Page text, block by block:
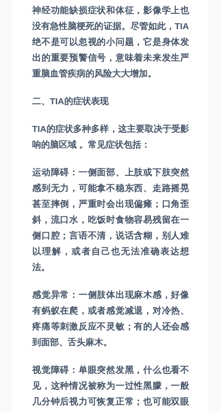
神经功能缺损症状和体征，影像学上也
没有急性脑梗死的证据。尽管如此，TIA
绝不是可以忽视的小问题，它是身体发
出的重要预警信号，意味着未来发生严
重脑血管疾病的风险大大增加。
二、TIA的症状表现
TIA的症状多种多样，这主要取决于受影
响的脑区域 。常见症状包括：
运动障碍：一侧面部、上肢或下肢突然
感到无力，可能拿不稳东西、走路摇晃
甚至摔倒，严重时会出现偏瘫；口角歪
斜，流口水，吃饭时食物容易残留在一
侧口腔；言语不清，说话含糊，别人难
以理解，或者自己也无法准确表达想
法。
感觉异常：一侧肢体出现麻木感，好像
有蚂蚁在爬，或者感觉减退，对冷热、
疼痛等刺激反应不灵敏；有的人还会感
到面部、舌头麻木。
视觉障碍：单眼突然发黑，什么也看不
见，这种情况被称为一过性黑朦，一般
几分钟后视力可恢复正常；也可能双眼